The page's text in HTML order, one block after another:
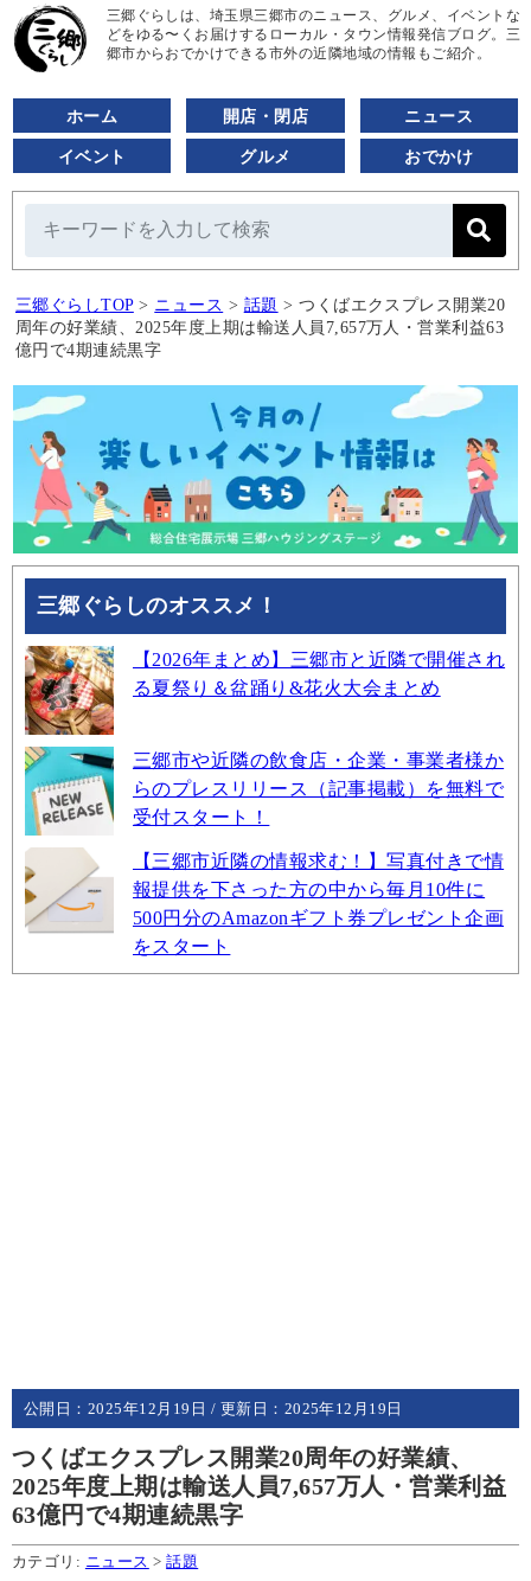
三郷ぐらしは、埼玉県三郷市のニュース、グルメ、イベントな
どをゆる〜くお届けするローカル・タウン情報発信ブログ。三
郷市からおでかけできる市外の近隣地域の情報もご紹介。
ホーム 開店・閉店 ニュース
イベント グルメ おでかけ
三郷ぐらしTOP > ニュース > 話題 > つくばエクスプレス開業20
周年の好業績、2025年度上期は輸送人員7,657万人・営業利益63
億円で4期連続黒字
三郷ぐらしのオススメ！
【2026年まとめ】三郷市と近隣で開催され
る夏祭り＆盆踊り&花火大会まとめ
三郷市や近隣の飲食店・企業・事業者様か
らのプレスリリース（記事掲載）を無料で
受付スタート！
【三郷市近隣の情報求む！】写真付きで情
報提供を下さった方の中から毎月10件に
500円分のAmazonギフト券プレゼント企画
をスタート
公開日： 2025年12月19日 / 更新日： 2025年12月19日
つくばエクスプレス開業20周年の好業績、
2025年度上期は輸送人員7,657万人・営業利益
63億円で4期連続黒字
カテゴリ: ニュース >話題